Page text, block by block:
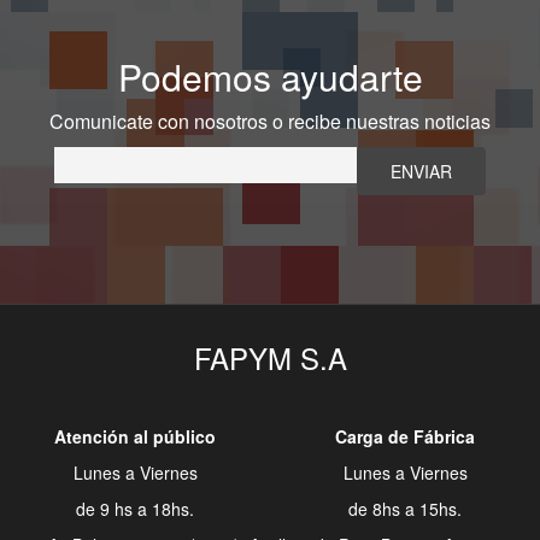
Podemos ayudarte
Comunicate con nosotros o recibe nuestras noticias
FAPYM S.A
Atención al público
Lunes a Viernes
de 9 hs a 18hs.
Carga de Fábrica
Lunes a Viernes
de 8hs a 15hs.